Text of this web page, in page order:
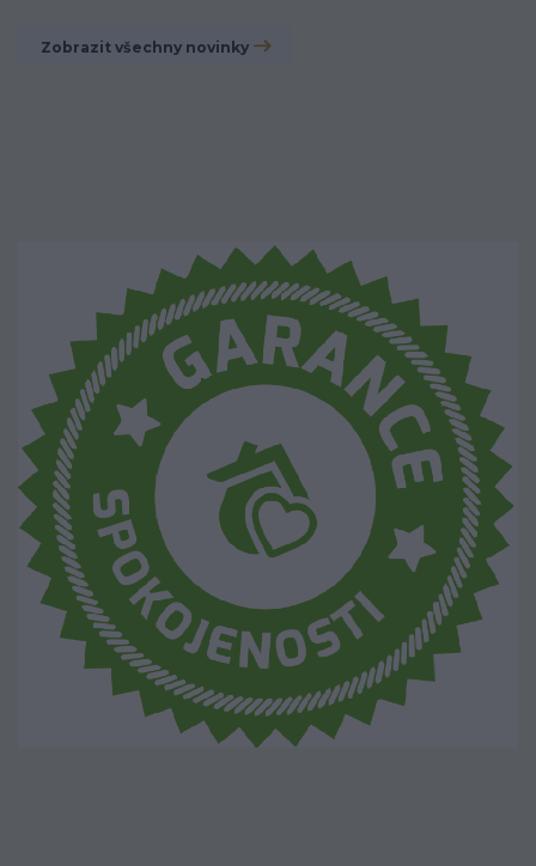
Zobrazit všechny novinky